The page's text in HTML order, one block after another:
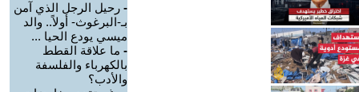
- رحيل الرجل الذي آمن
بـ-البرغوث- أولاً.. والد
ميسي يودع الحيا ...
- ما علاقة القطط
بالكهرباء والفلسفة
والأدب؟